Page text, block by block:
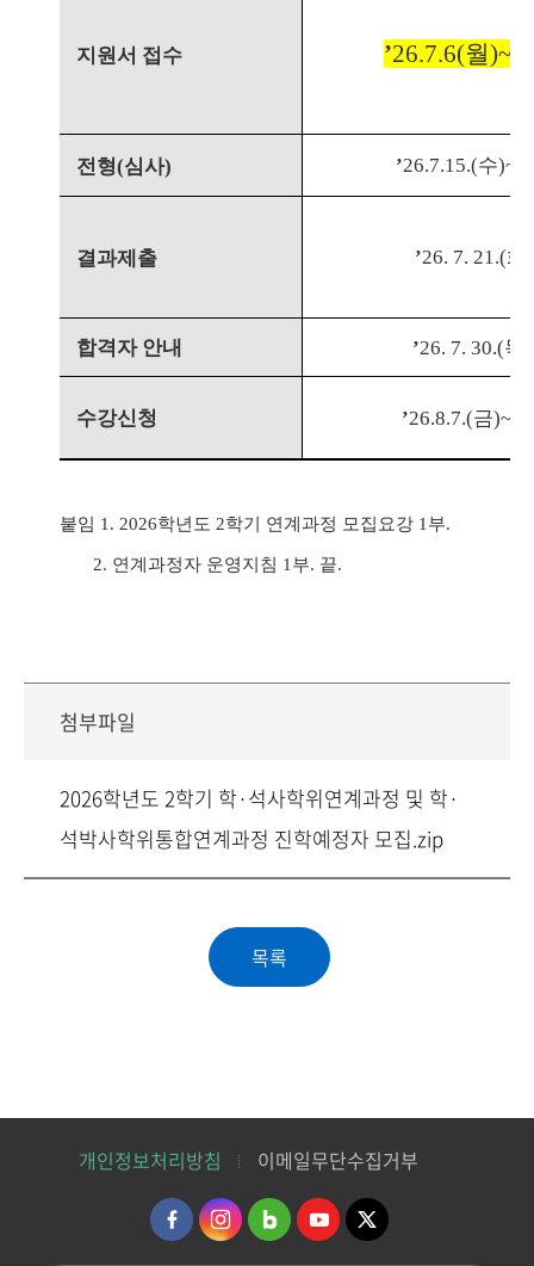
지원서 접수 ’26.7.6(월)~
전형(심사) ’26.7.15.(수)~
결과제출 ’26. 7. 21.(화
합격자 안내 ’26. 7. 30.(목
수강신청 ’26.8.7.(금)~
붙임 1. 2026학년도 2학기 연계과정 모집요강 1 부.
2. 연계과정자 운영지침 1 부. 끝.
첨부파일
2026학년도 2학기 학·석사학위연계과정 및 학·
석박사학위통합연계과정 진학예정자 모집.zip
개인정보처리방침 이메일무단수집거부